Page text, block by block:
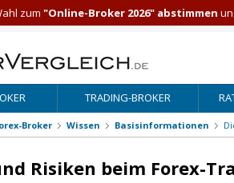
TRADING-BROKER
Broker Wissen Basisinformationen
Risiken beim Forex-
zum "Online-Broker 2026" abstimmen